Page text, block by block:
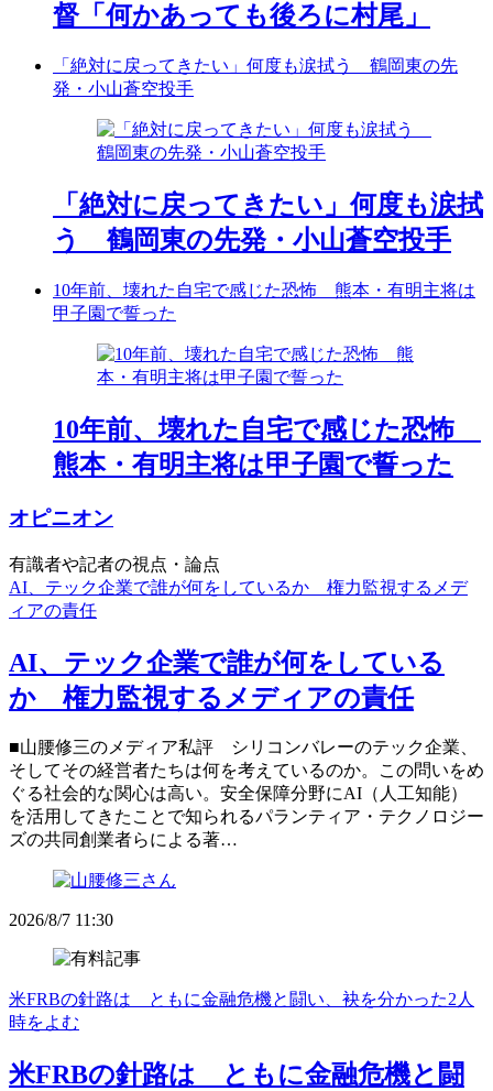
督「何かあっても後ろに村尾」
「絶対に戻ってきたい」何度も涙拭う 鶴岡東の先
発・小山蒼空投手
「絶対に戻ってきたい」何度も涙拭
う 鶴岡東の先発・小山蒼空投手
10年前、壊れた自宅で感じた恐怖 熊本・有明主将は
甲子園で誓った
10年前、壊れた自宅で感じた恐怖
熊本・有明主将は甲子園で誓った
オピニオン
有識者や記者の視点・論点
AI、テック企業で誰が何をしているか 権力監視するメデ
ィアの責任
AI、テック企業で誰が何をしている
か 権力監視するメディアの責任
■山腰修三のメディア私評 シリコンバレーのテック企業、
そしてその経営者たちは何を考えているのか。この問いをめ
ぐる社会的な関心は高い。安全保障分野にAI（人工知能）
を活用してきたことで知られるパランティア・テクノロジー
ズの共同創業者らによる著…
2026/8/7 11:30
米FRBの針路は ともに金融危機と闘い、袂を分かった2人
時をよむ
米FRBの針路は ともに金融危機と闘